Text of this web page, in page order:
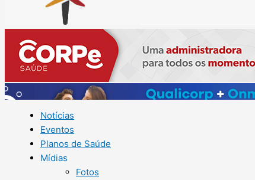
Notícias
Eventos
Planos de Saúde
Mídias
Fotos